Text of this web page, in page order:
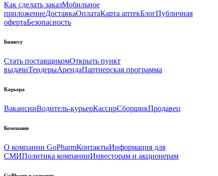
Как сделать заказМобильное
приложениеДоставкаОплатаКарта аптекБлогПубличная
офертаБезопасность
Бизнесу
Стать поставщикомОткрыть пункт
выдачиТендерыАрендаПартнерская программа
Карьера
ВакансииВодитель-курьерКассирСборщикПродавец
Компания
О компании GoPharmКонтактыИнформация для
СМИПолитика компанииИнвесторам и акционерам